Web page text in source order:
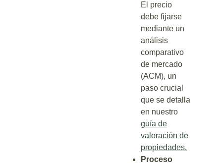
El precio
debe fijarse
mediante un
análisis
comparativo
de mercado
(ACM), un
paso crucial
que se detalla
en nuestro
guía de
valoración de
propiedades.
Proceso